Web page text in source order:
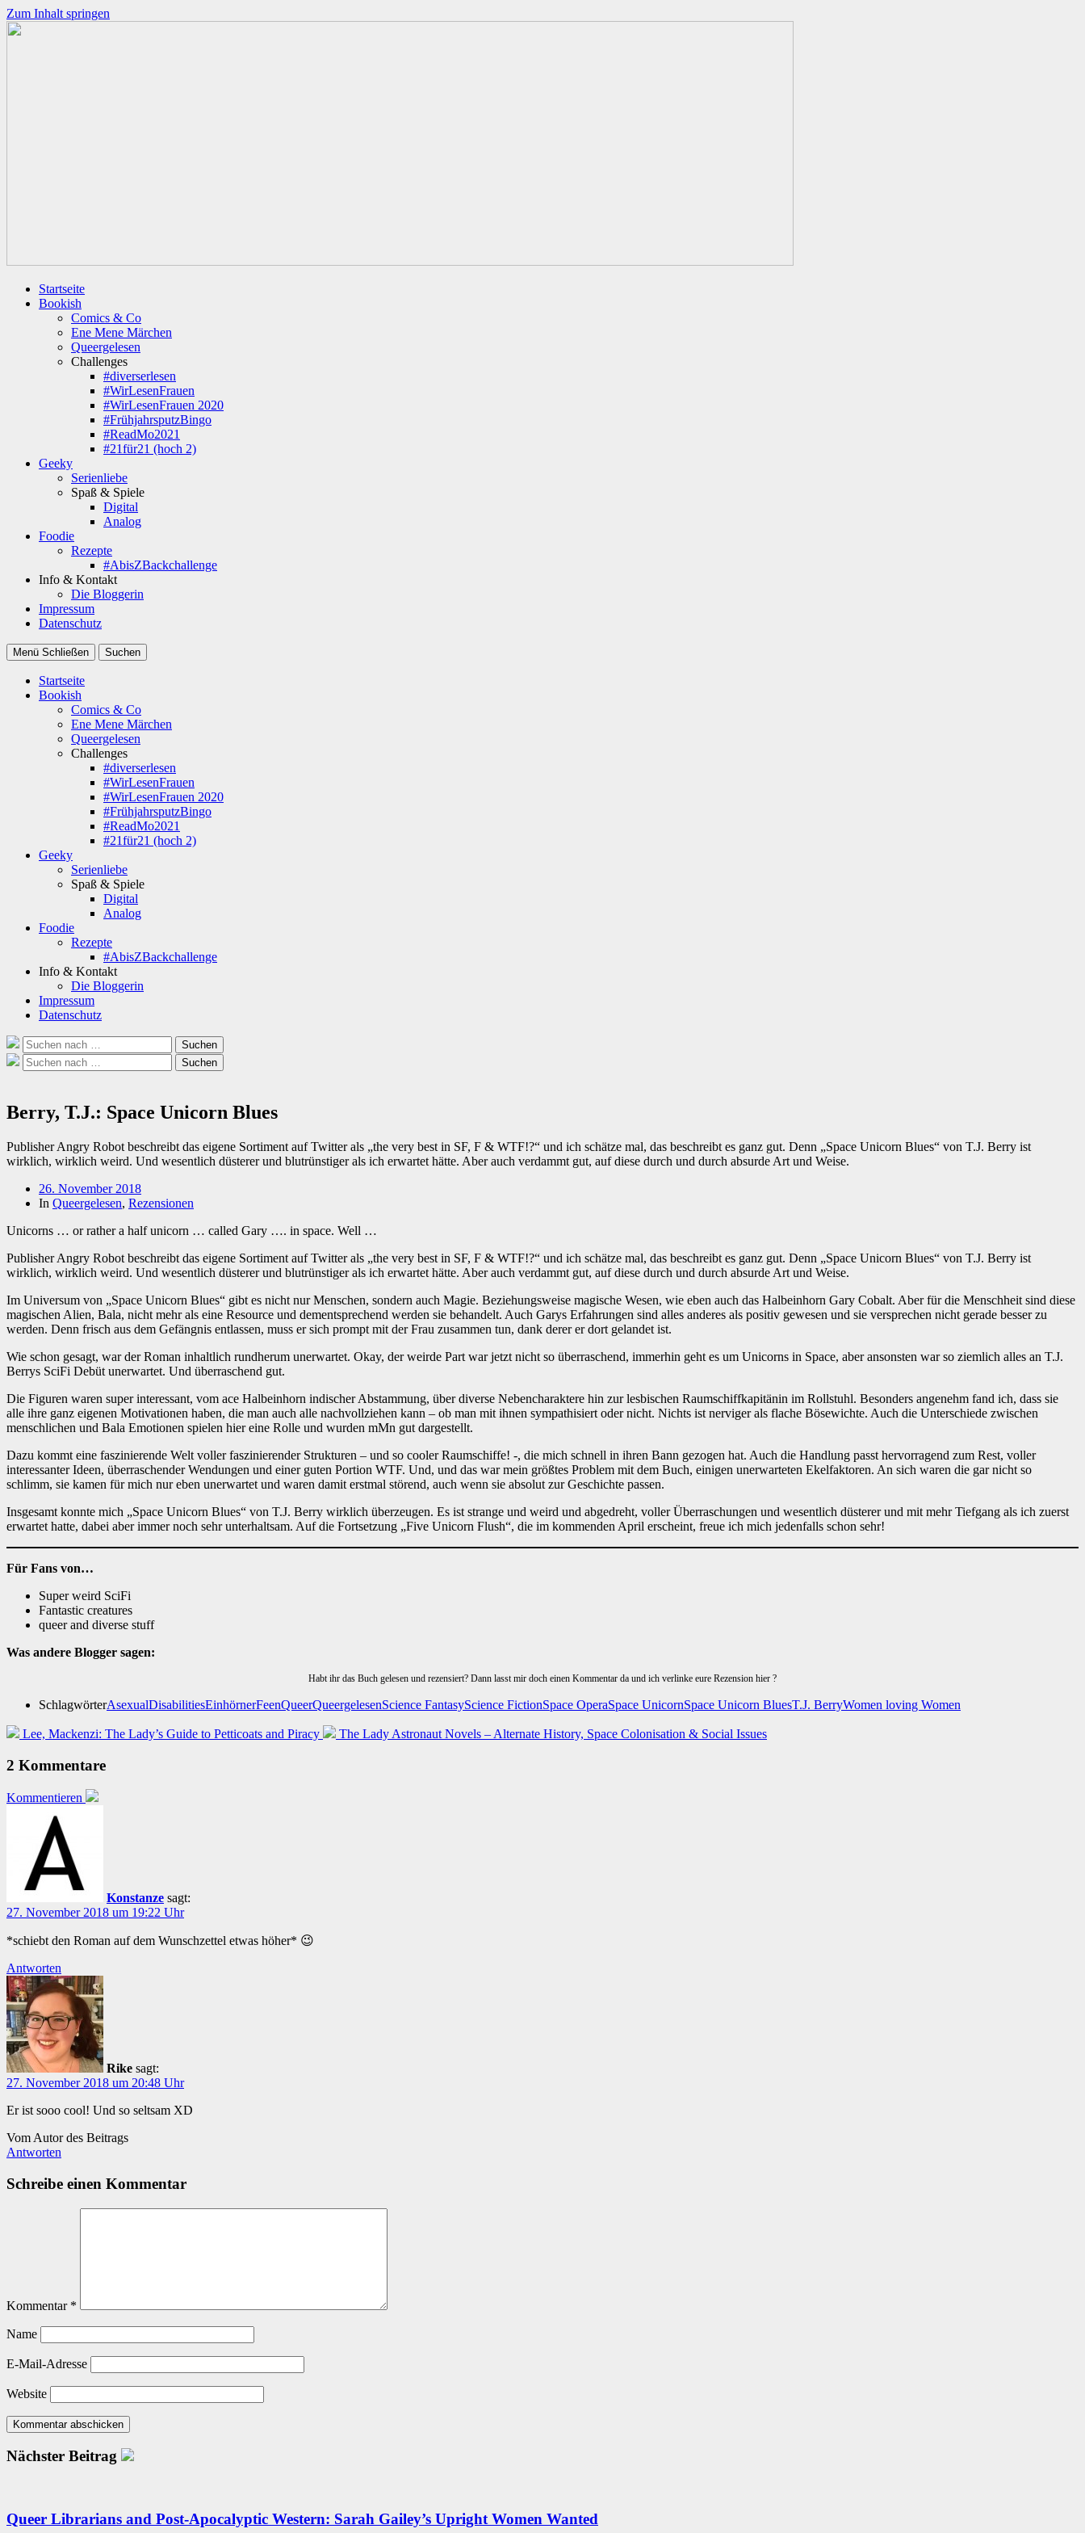
Zum Inhalt springen
Startseite
Bookish
Comics & Co
Ene Mene Märchen
Queergelesen
Challenges
#diverserlesen
#WirLesenFrauen
#WirLesenFrauen 2020
#FrühjahrsputzBingo
#ReadMo2021
#21für21 (hoch 2)
Geeky
Serienliebe
Spaß & Spiele
Digital
Analog
Foodie
Rezepte
#AbisZBackchallenge
Info & Kontakt
Die Bloggerin
Impressum
Datenschutz
Menü Schließen Suchen
Startseite
Bookish
Comics & Co
Ene Mene Märchen
Queergelesen
Challenges
#diverserlesen
#WirLesenFrauen
#WirLesenFrauen 2020
#FrühjahrsputzBingo
#ReadMo2021
#21für21 (hoch 2)
Geeky
Serienliebe
Spaß & Spiele
Digital
Analog
Foodie
Rezepte
#AbisZBackchallenge
Info & Kontakt
Die Bloggerin
Impressum
Datenschutz
Suche
nach:
Suchen
Suche
nach:
Suchen
Berry, T.J.: Space Unicorn Blues
Publisher Angry Robot beschreibt das eigene Sortiment auf Twitter als „the very best in SF, F & WTF!?“ und ich schätze mal, das beschreibt es ganz gut. Denn „Space Unicorn Blues“ von T.J. Berry ist
wirklich, wirklich weird. Und wesentlich düsterer und blutrünstiger als ich erwartet hätte. Aber auch verdammt gut, auf diese durch und durch absurde Art und Weise.
Beitragsdatum
26. November 2018
In Queergelesen, Rezensionen
Unicorns … or rather a half unicorn … called Gary …. in space. Well …
Publisher Angry Robot beschreibt das eigene Sortiment auf Twitter als „the very best in SF, F & WTF!?“ und ich schätze mal, das beschreibt es ganz gut. Denn „Space Unicorn Blues“ von T.J. Berry ist
wirklich, wirklich weird. Und wesentlich düsterer und blutrünstiger als ich erwartet hätte. Aber auch verdammt gut, auf diese durch und durch absurde Art und Weise.
Im Universum von „Space Unicorn Blues“ gibt es nicht nur Menschen, sondern auch Magie. Beziehungsweise magische Wesen, wie eben auch das Halbeinhorn Gary Cobalt. Aber für die Menschheit sind diese
magischen Alien, Bala, nicht mehr als eine Resource und dementsprechend werden sie behandelt. Auch Garys Erfahrungen sind alles anderes als positiv gewesen und sie versprechen nicht gerade besser zu
werden. Denn frisch aus dem Gefängnis entlassen, muss er sich prompt mit der Frau zusammen tun, dank derer er dort gelandet ist.
Wie schon gesagt, war der Roman inhaltlich rundherum unerwartet. Okay, der weirde Part war jetzt nicht so überraschend, immerhin geht es um Unicorns in Space, aber ansonsten war so ziemlich alles an T.J.
Berrys SciFi Debüt unerwartet. Und überraschend gut.
Die Figuren waren super interessant, vom ace Halbeinhorn indischer Abstammung, über diverse Nebencharaktere hin zur lesbischen Raumschiffkapitänin im Rollstuhl. Besonders angenehm fand ich, dass sie
alle ihre ganz eigenen Motivationen haben, die man auch alle nachvollziehen kann – ob man mit ihnen sympathisiert oder nicht. Nichts ist nerviger als flache Bösewichte. Auch die Unterschiede zwischen
menschlichen und Bala Emotionen spielen hier eine Rolle und wurden mMn gut dargestellt.
Dazu kommt eine faszinierende Welt voller faszinierender Strukturen – und so cooler Raumschiffe! -, die mich schnell in ihren Bann gezogen hat. Auch die Handlung passt hervorragend zum Rest, voller
interessanter Ideen, überraschender Wendungen und einer guten Portion WTF. Und, und das war mein größtes Problem mit dem Buch, einigen unerwarteten Ekelfaktoren. An sich waren die gar nicht so
schlimm, sie kamen für mich nur eben unerwartet und waren damit erstmal störend, auch wenn sie absolut zur Geschichte passen.
Insgesamt konnte mich „Space Unicorn Blues“ von T.J. Berry wirklich überzeugen. Es ist strange und weird und abgedreht, voller Überraschungen und wesentlich düsterer und mit mehr Tiefgang als ich zuerst
erwartet hatte, dabei aber immer noch sehr unterhaltsam. Auf die Fortsetzung „Five Unicorn Flush“, die im kommenden April erscheint, freue ich mich jedenfalls schon sehr!
Für Fans von…
Super weird SciFi
Fantastic creatures
queer and diverse stuff
Was andere Blogger sagen:
Habt ihr das Buch gelesen und rezensiert? Dann lasst mir doch einen Kommentar da und ich verlinke eure Rezension hier ?
SchlagwörterAsexualDisabilitiesEinhörnerFeenQueerQueergelesenScience FantasyScience FictionSpace OperaSpace UnicornSpace Unicorn BluesT.J. BerryWomen loving Women
Lee, Mackenzi: The Lady’s Guide to Petticoats and Piracy The Lady Astronaut Novels – Alternate History, Space Colonisation & Social Issues
2 Kommentare
Kommentieren
Konstanze sagt:
27. November 2018 um 19:22 Uhr
*schiebt den Roman auf dem Wunschzettel etwas höher* 😉
Antworten
Rike sagt:
27. November 2018 um 20:48 Uhr
Er ist sooo cool! Und so seltsam XD
Vom Autor des Beitrags
Antworten
Schreibe einen Kommentar
Kommentar *
Name
E-Mail-Adresse
Website
Nächster Beitrag
Queer Librarians and Post-Apocalyptic Western: Sarah Gailey’s Upright Women Wanted